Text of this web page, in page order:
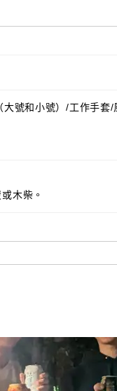
號和小號）/工作手
木柴。